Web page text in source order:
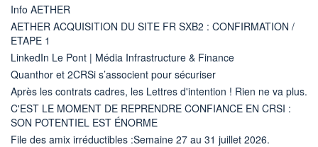
Info AETHER
AETHER ACQUISITION DU SITE FR SXB2 : CONFIRMATION /
ETAPE 1
LinkedIn Le Pont | Média Infrastructure & Finance
Quanthor et 2CRSi s’associent pour sécuriser
Après les contrats cadres, les Lettres d'intention ! Rien ne va plus.
C'EST LE MOMENT DE REPRENDRE CONFIANCE EN CRSI :
SON POTENTIEL EST ÉNORME
File des amix irréductibles :Semaine 27 au 31 juillet 2026.